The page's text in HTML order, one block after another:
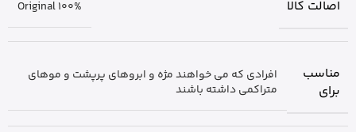
اصالت کالا Original 100%
مناسب
برای
افرادی که می خواهند مژه و ابروهای پرپشت و موهای
متراکمی داشته باشند